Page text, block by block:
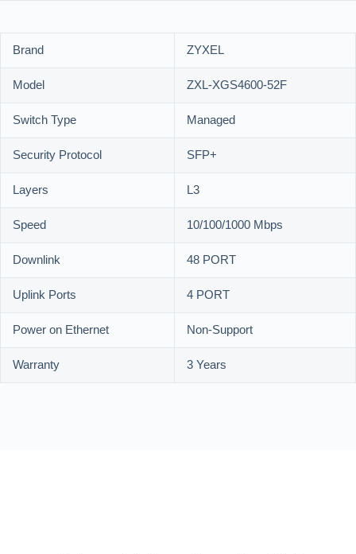
Brand
ZYXEL
Model
ZXL-XGS4600-52F
Switch Type
Managed
Security Protocol
SFP+
Layers
L3
Speed
10/100/1000 Mbps
Downlink
48 PORT
Uplink Ports
4 PORT
Power on Ethernet
Non-Support
Warranty
3 Years